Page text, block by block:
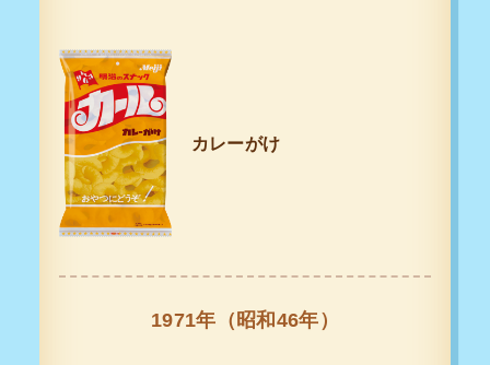
カレーがけ
1971年（昭和46年）